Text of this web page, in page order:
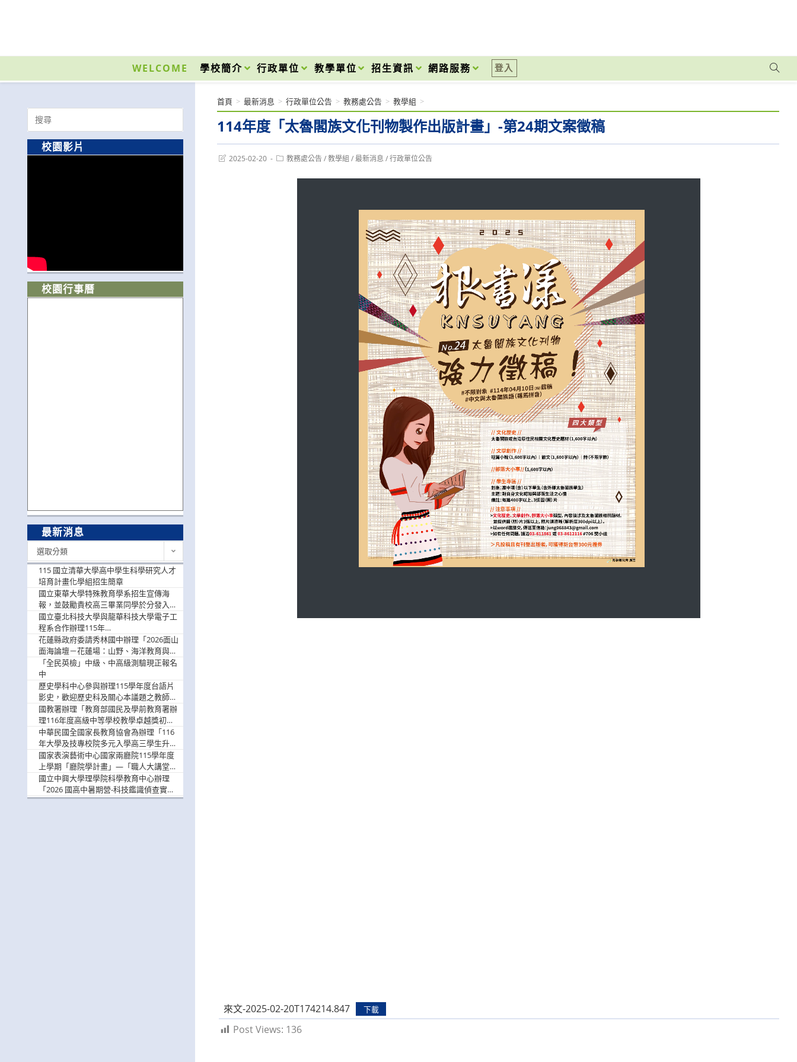
內
WELCOME 學校簡介 行政單位 教學單位 招生資訊 網路服務 登入
114年度「太魯閣族文化刊物製作出版計畫」-第24期文案徵稿
首頁 > 最新消息 > 行政單位公告 > 教務處公告 > 教學組 >
Post2025-02-20
Post教務處公告 / 教學組 / 最新消息 / 行政單位公告
來文-2025-02-20T174214.847 下載
Post Views: 136
Search
for:
校園影片
校園行事曆
最新消息
選取分類
115 國立清華大學高中學生科學研究人才
培育計畫化學組招生簡章
國立東華大學特殊教育學系招生宣傳海
報，並鼓勵貴校高三畢業同學於分發入學
階段踴躍選填。
國立臺北科技大學與龍華科技大學電子工
程系合作辦理115年
「115.08.10~08.12「AI賦能應用於智慧半
導體研習營」，歡迎學生踴躍報名參加
花蓮縣政府委請秀林國中辦理「2026面山
面海論壇－花蓮場：山野、海洋教育與戶
外安全實務課程」，歡迎踴躍報名參加
「全民英檢」中級、中高級測驗現正報名
中
歷史學科中心參與辦理115學年度台語片
影史，歡迎歷史科及關心本議題之教師踴
躍報名參加
國教署辦理「教育部國民及學前教育署辦
理116年度高級中等學校教學卓越獎初選
實施計畫」，鼓勵教師踴躍報名
中華民國全國家長教育協會為辦理「116
年大學及技專校院多元入學高三學生升學
輔導家長說明會」
國家表演藝術中心國家兩廳院115學年度
上學期「廳院學計畫」—「職人大講堂」
及「一日體驗課程」，鼓勵踴躍報名參
與。
國立中興大學理學院科學教育中心辦理
「2026 國高中暑期營-科技鑑識偵查實戰
營」活動資訊，鼓勵學生踴躍報名參加。